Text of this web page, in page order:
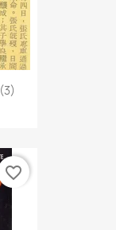
favorite_border